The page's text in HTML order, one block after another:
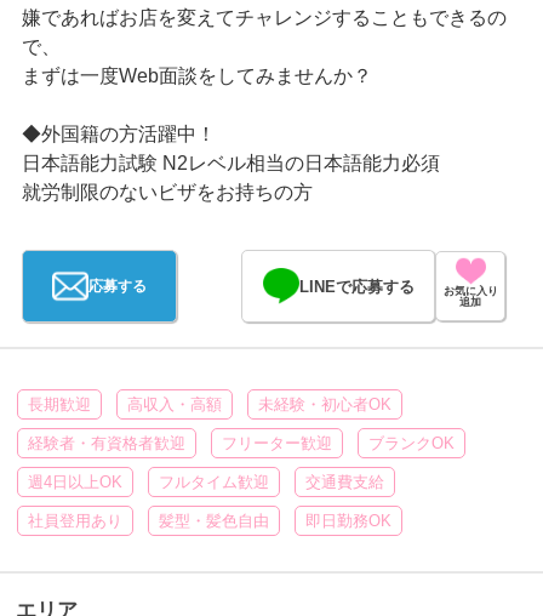
嫌であればお店を変えてチャレンジすることもできるの
で、
まずは一度Web面談をしてみませんか？
◆外国籍の方活躍中！
日本語能力試験 N2レベル相当の日本語能力必須
就労制限のないビザをお持ちの方
応募する LINEで応募する
お気に入り
追加
長期歓迎 高収入・高額 未経験・初心者OK
経験者・有資格者歓迎 フリーター歓迎 ブランクOK
週4日以上OK フルタイム歓迎 交通費支給
社員登用あり 髪型・髪色自由 即日勤務OK
エリア